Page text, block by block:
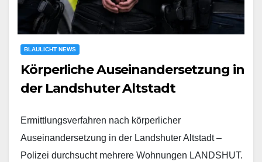
BLAULICHT NEWS
Körperliche Auseinandersetzung in
der Landshuter Altstadt
Ermittlungsverfahren nach körperlicher
Auseinandersetzung in der Landshuter Altstadt –
Polizei durchsucht mehrere Wohnungen LANDSHUT.